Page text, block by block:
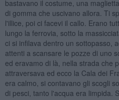
bastavano il costume, una
di gomma che uscivano allora. Ti
l'illice, poi ci facevi il callo. Erano
lungo la ferrovia, sotto la
ci si infilava dentro un sottopasso,
attenti a scansare le pozze di uno
ed eravamo di là, nella strada che
attraversava ed ecco la Cala dei
era calmo, si contavano gli scogli
di pesci, tanto l'acqua era limpida.